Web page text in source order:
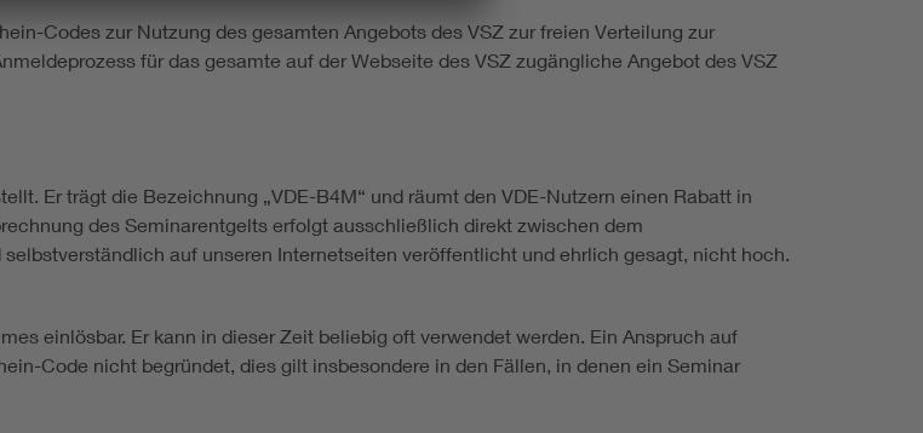
Codes zur Nutzung des gesamten Angebots des VSZ zur freien Verteilung zur
für das gesamte auf der Webseite des VSZ zugängliche Angebot des VSZ
Er trägt die Bezeichnung „VDE-B4M“ und räumt den VDE-Nutzern einen Rabatt in
des Seminarentgelts erfolgt ausschließlich direkt zwischen dem
auf unseren Internetseiten veröffentlicht und ehrlich gesagt, nicht hoch.
einlösbar. Er kann in dieser Zeit beliebig oft verwendet werden. Ein Anspruch auf
Code nicht begründet, dies gilt insbesondere in den Fällen, in denen ein Seminar